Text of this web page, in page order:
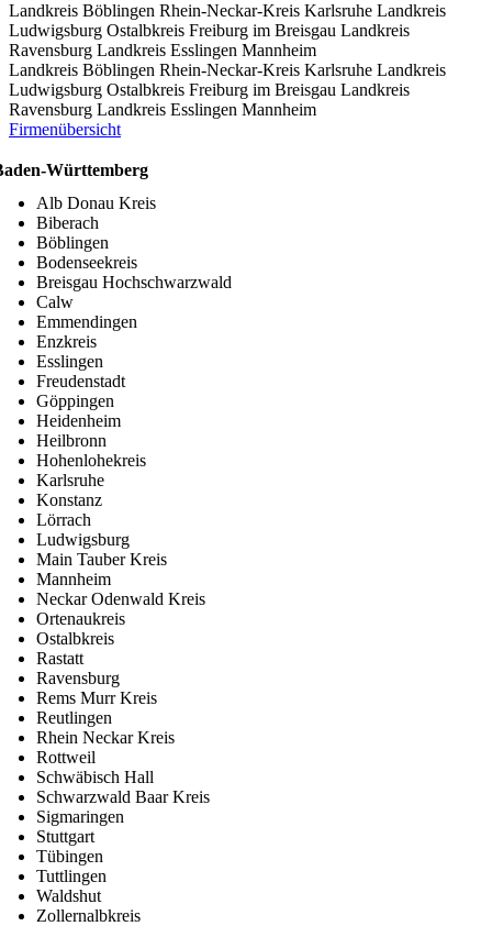
Landkreis Böblingen Rhein-Neckar-Kreis Karlsruhe Landkreis
Ludwigsburg Ostalbkreis Freiburg im Breisgau Landkreis
Ravensburg Landkreis Esslingen Mannheim
Landkreis Böblingen Rhein-Neckar-Kreis Karlsruhe Landkreis
Ludwigsburg Ostalbkreis Freiburg im Breisgau Landkreis
Ravensburg Landkreis Esslingen Mannheim
Firmenübersicht
Württemberg
Alb Donau Kreis
Biberach
Böblingen
Bodenseekreis
Breisgau Hochschwarzwald
Calw
Emmendingen
Enzkreis
Esslingen
Freudenstadt
Göppingen
Heidenheim
Heilbronn
Hohenlohekreis
Karlsruhe
Konstanz
Lörrach
Ludwigsburg
Main Tauber Kreis
Mannheim
Neckar Odenwald Kreis
Ortenaukreis
Ostalbkreis
Rastatt
Ravensburg
Rems Murr Kreis
Reutlingen
Rhein Neckar Kreis
Rottweil
Schwäbisch Hall
Schwarzwald Baar Kreis
Sigmaringen
Stuttgart
Tübingen
Tuttlingen
Waldshut
Zollernalbkreis